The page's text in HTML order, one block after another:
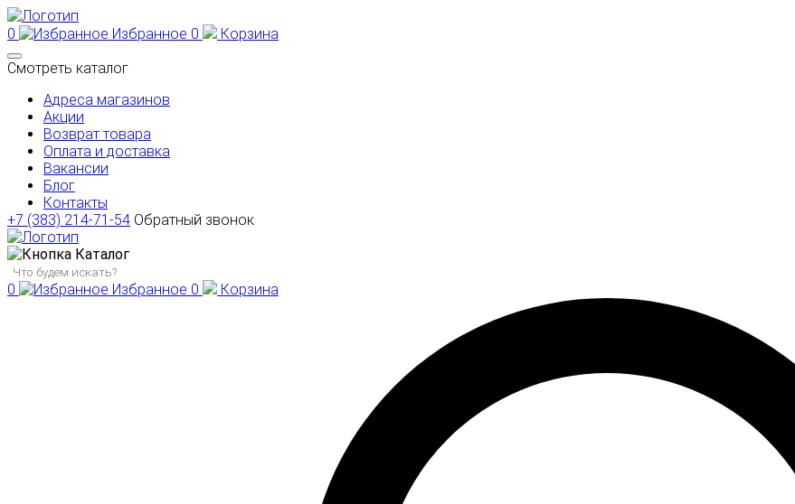
0 Избранное 0
Корзина
Смотреть каталог
Адреса магазинов
Акции
Возврат товара
Оплата и доставка
Вакансии
Блог
Контакты
+7 (383) 214-71-54 Обратный звонок
Каталог
0 Избранное 0 Корзина